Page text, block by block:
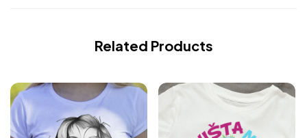
Related Products